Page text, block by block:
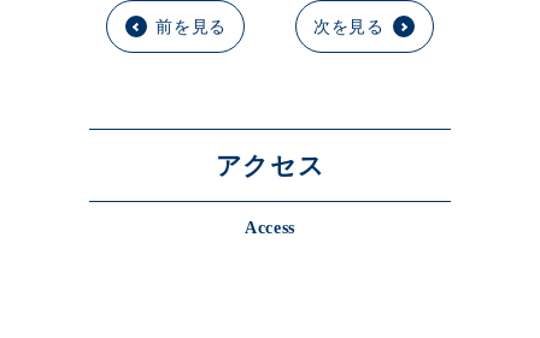
前を見る 次を見る
アクセス
Access